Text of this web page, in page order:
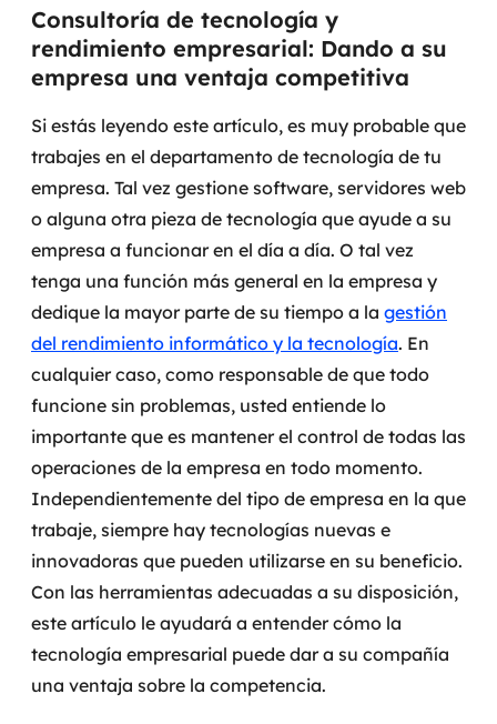
Data Platforms
Business Intelligence
Data Lakes & Warehouses
Governança de dados
Modernização de aplicações
Desenvolvimento web e mobile
Modernização tecnológica
Arquitetura de soluções
Migração para Cloud
Transformação digital
UX / UI design
Sustentar operações com eficiência
Sustentação de aplicações
Consultoría de tecnología y
rendimiento empresarial: Dando a su
empresa una ventaja competitiva
Si estás leyendo este artículo, es muy probable que
trabajes en el departamento de tecnología de tu
empresa. Tal vez gestione software, servidores web
o alguna otra pieza de tecnología que ayude a su
empresa a funcionar en el día a día. O tal vez
tenga una función más general en la empresa y
dedique la mayor parte de su tiempo a la gestión
del rendimiento informático y la tecnología. En
cualquier caso, como responsable de que todo
funcione sin problemas, usted entiende lo
importante que es mantener el control de todas las
operaciones de la empresa en todo momento.
Independientemente del tipo de empresa en la que
trabaje, siempre hay tecnologías nuevas e
innovadoras que pueden utilizarse en su beneficio.
Con las herramientas adecuadas a su disposición,
este artículo le ayudará a entender cómo la
tecnología empresarial puede dar a su compañía
una ventaja sobre la competencia.